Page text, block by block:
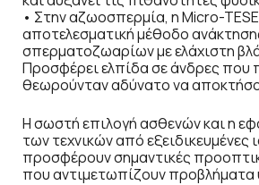
• Στην αζωοσπερμία, η Micro-
αποτελεσματική μέθοδο
σπερματοζωαρίων με ελάχιστη
Προσφέρει ελπίδα σε άνδρες που
θεωρούνταν αδύνατο να
Η σωστή επιλογή ασθενών και η
των τεχνικών από εξειδικευμένες
προσφέρουν σημαντικές
που αντιμετωπίζουν προβλήματα